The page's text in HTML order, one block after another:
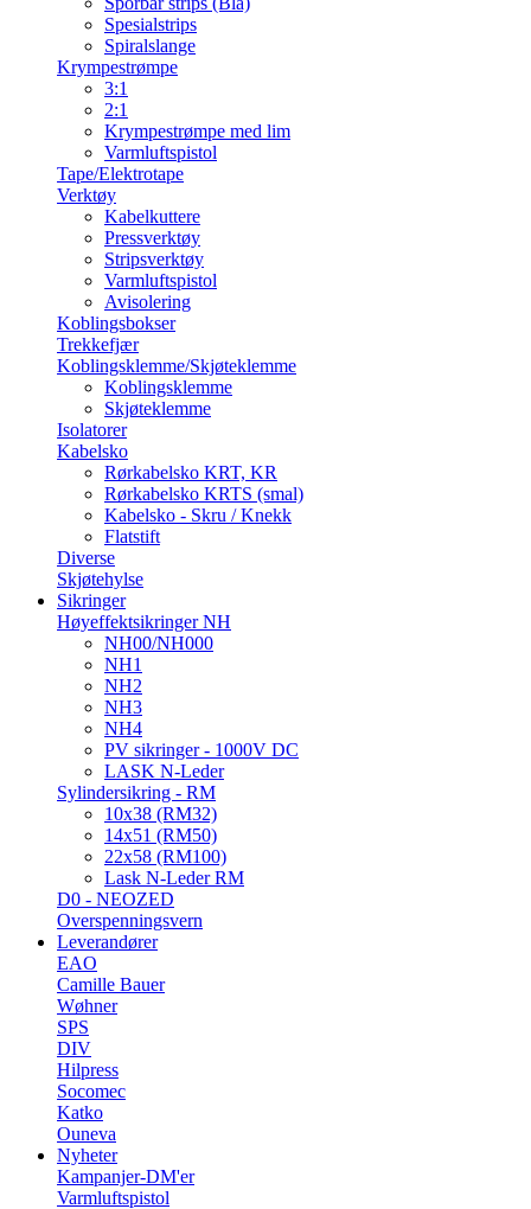
Spesialstrips
Spiralslange
Krympestrømpe
3:1
2:1
Krympestrømpe med lim
Varmluftspistol
Tape/Elektrotape
Verktøy
Kabelkuttere
Pressverktøy
Stripsverktøy
Varmluftspistol
Avisolering
Koblingsbokser
Trekkefjær
Koblingsklemme/Skjøteklemme
Koblingsklemme
Skjøteklemme
Isolatorer
Kabelsko
Rørkabelsko KRT, KR
Rørkabelsko KRTS (smal)
Kabelsko - Skru / Knekk
Flatstift
Diverse
Skjøtehylse
Sikringer
Høyeffektsikringer NH
NH00/NH000
NH1
NH2
NH3
NH4
PV sikringer - 1000V DC
LASK N-Leder
Sylindersikring - RM
10x38 (RM32)
14x51 (RM50)
22x58 (RM100)
Lask N-Leder RM
D0 - NEOZED
Overspenningsvern
Leverandører
EAO
Camille Bauer
Wøhner
SPS
DIV
Hilpress
Socomec
Katko
Ouneva
Nyheter
Kampanjer-DM'er
Varmluftspistol